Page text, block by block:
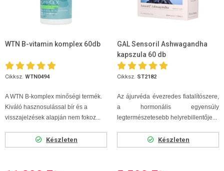
WTN B-vitamin komplex 60db
Cikksz. WTN0494
A WTN B-komplex minőségi termék.
Kiváló hasznosulással bír és a
visszajelzések alapján nem fokoz...
Készleten
GAL Sensoril Ashwagandha
kapszula 60 db
Cikksz. ST2182
Az ájurvéda évezredes fiatalítószere,
a hormonális egyensúly
legtermészetesebb helyrebillentője...
Készleten